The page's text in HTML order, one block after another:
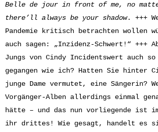
Belle de jour in front of me, no
there’ll always be your shadow. +++
Pandemie kritisch betrachten wollen
auch sagen: „Inzidenz-Schwert!“ +++
Jungs von Cindy Incidentswert auch
gegangen wie ich? Hatten Sie hinter
junge Dame vermutet, eine Sängerin?
Vorgänger-Alben allerdings einmal
hätte – und das nun vorliegende ist
ihr drittes! Wie gesagt, handelt es